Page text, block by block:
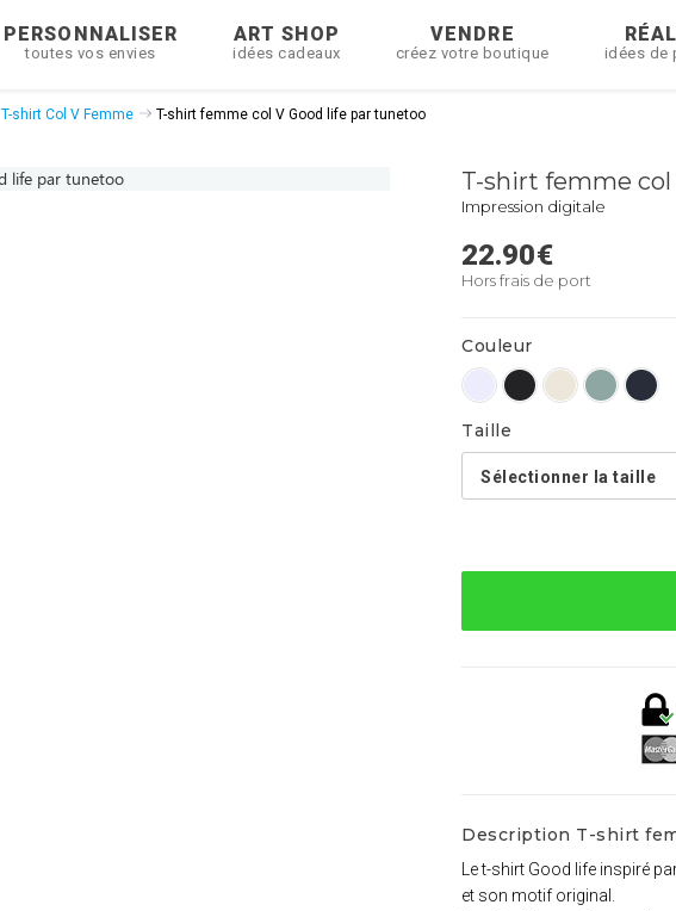
PERSONNALISER
toutes vos envies
ART SHOP
idées cadeaux
VENDRE
créez votre boutique idées de
T-shirt Col V Femme T-shirt femme col V Good life par tunetoo
T-shirt femme
Impression digitale
22.90€
Hors frais de port
Couleur
Taille
Description T-shirt
Le t-shirt Good life inspiré
et son motif original.